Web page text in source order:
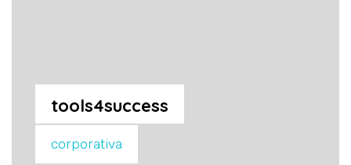
tools4success
corporativa